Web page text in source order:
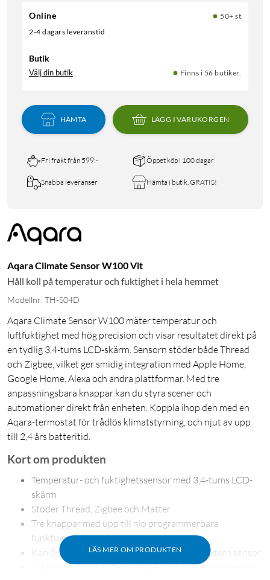
Online
50+ st
2-4 dagars leveranstid
Butik
Välj din butik Finns i 56 butiker.
HÄMTA LÄGG I VARUKORGEN
Fri frakt från 599:- Öppet köp i 100 dagar
Snabba leveranser Hämta i butik, GRATIS!
Aqara Climate Sensor W100 Vit
Håll koll på temperatur och fuktighet i hela hemmet
Modellnr: TH-S04D
Aqara Climate Sensor W100 mäter temperatur och
luftfuktighet med hög precision och visar resultatet direkt på
en tydlig 3,4-tums LCD-skärm. Sensorn stöder både Thread
och Zigbee, vilket ger smidig integration med Apple Home,
Google Home, Alexa och andra plattformar. Med tre
anpassningsbara knappar kan du styra scener och
automationer direkt från enheten. Koppla ihop den med en
Aqara-termostat för trådlös klimatstyrning, och njut av upp
till 2,4 års batteritid.
LÄS MER OM PRODUKTEN
Kort om produkten
Temperatur- och fuktighetssensor med 3,4-tums LCD-
skärm
Stöder Thread, Zigbee och Matter
Tre knappar med upp till nio programmerbara
funktioner
Kan övervaka två utrymmen samtidigt via extern sensor
Trådlös styrning av termostater och luftkonditionering